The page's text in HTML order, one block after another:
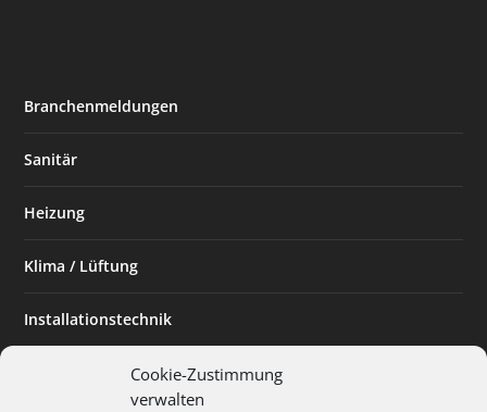
Cookie-Zustimmung
verwalten
Branchenmeldungen
Sanitär
Heizung
Klima / Lüftung
Installationstechnik
Planen & Bauen